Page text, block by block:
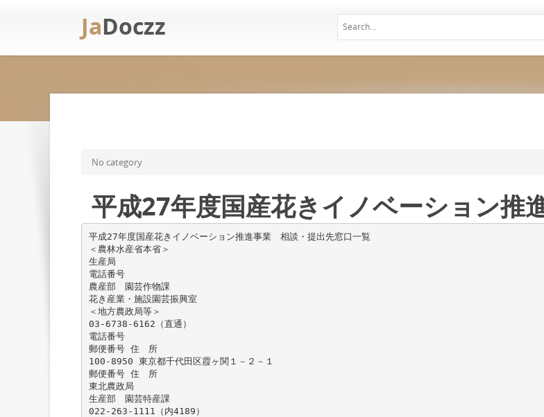
JaDoczz
No category
平成27年度国産花きイノベーション推
平成27年度国産花きイノベーション推進事業 相談・提出先窓口一覧
＜農林水産省本省＞
生産局
電話番号
農産部 園芸作物課
花き産業・施設園芸振興室
＜地方農政局等＞
03-6738-6162（直通）
電話番号
郵便番号 住 所
100-8950 東京都千代田区霞ヶ関１－２－１
郵便番号 住 所
東北農政局
生産部 園芸特産課
022-263-1111（内4189）